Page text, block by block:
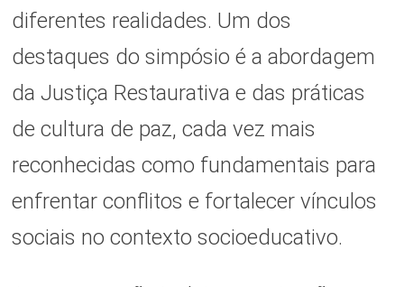
diferentes realidades. Um dos
destaques do simpósio é a abordagem
da Justiça Restaurativa e das práticas
de cultura de paz, cada vez mais
reconhecidas como fundamentais para
enfrentar conflitos e fortalecer vínculos
sociais no contexto socioeducativo.